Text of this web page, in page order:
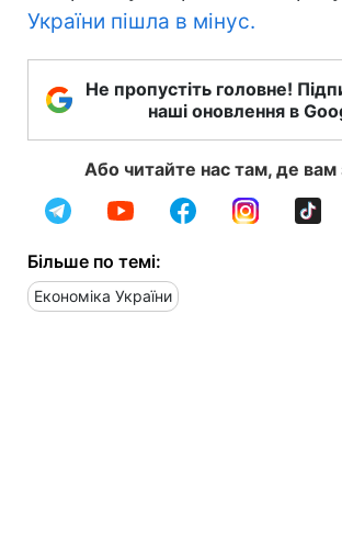
України пішла в мінус.
Не пропустіть головне!
наші оновлення в
Або читайте нас там, де вам
Більше по темі:
Економіка України